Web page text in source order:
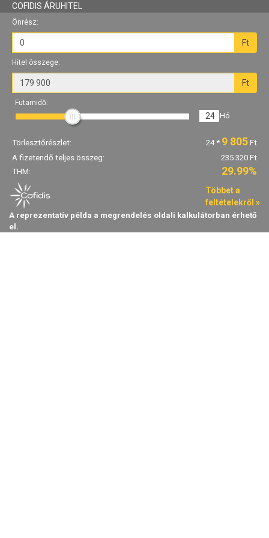
COFIDIS ÁRUHITEL
Önrész:
Ft
Hitel összege:
Ft
Futamidő:
24 Hó
Törlesztőrészlet: 24* 9 805 Ft
A fizetendő teljes összeg:
235 320 Ft
THM:
29.99%
Többet a
feltételekről »
A reprezentatív példa a megrendelés oldali kalkulátorban érhető
el.